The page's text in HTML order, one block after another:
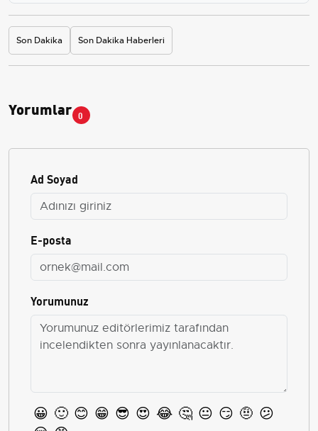
Son Dakika Son Dakika Haberleri
Yorumlar 0
Ad Soyad
E-posta
Yorumunuz
😀 🙂 😊 😁 😎 😍 😂 🤔 😐 😏 🤨 😕